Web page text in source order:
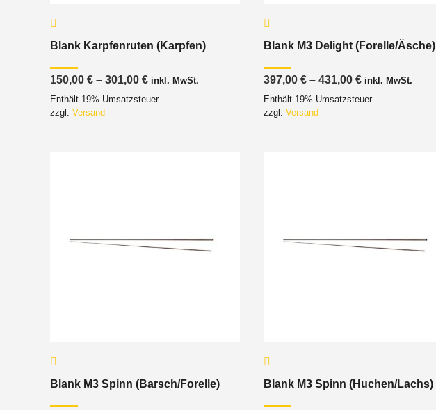
Blank Karpfenruten (Karpfen)
150,00 € – 301,00 €Preisspanne:
bis
inkl. MwSt.
Enthält 19% Umsatzsteuer
zzgl. Versand
Blank M3 Delight (Forelle/Äsche)
397,00 € – 431,00 €Preisspanne:
bis
inkl. MwSt.
Enthält 19% Umsatzsteuer
zzgl. Versand
Blank M3 Spinn (Barsch/Forelle) Blank M3 Spinn (Huchen/Lachs)